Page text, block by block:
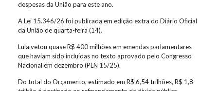
despesas da União para este ano.
A Lei 15.346/26 foi publicada em edição extra do Diário Oficial
da União de quarta-feira (14).
Lula vetou quase R$ 400 milhões em emendas parlamentares
que haviam sido incluídas no texto aprovado pelo Congresso
Nacional em dezembro (PLN 15/25).
Do total do Orçamento, estimado em R$ 6,54 trilhões, R$ 1,8